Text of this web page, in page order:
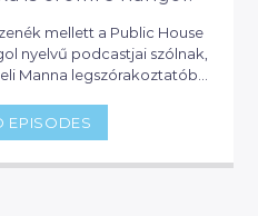
mellett a Public House
nyelvű podcastjai szólnak,
Manna legszórakoztatóbb
EPISODES